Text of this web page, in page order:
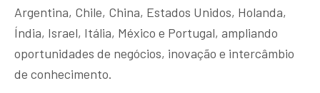
Argentina, Chile, China, Estados Unidos, Holanda,
Índia, Israel, Itália, México e Portugal, ampliando
oportunidades de negócios, inovação e intercâmbio
de conhecimento.